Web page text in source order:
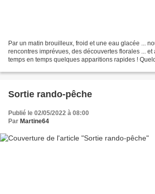
Par un matin brouilleux, froid et une eau glacée ...
rencontres imprévues, des découvertes florales ... et
temps en temps quelques apparitions rapides ! Quelques truites se
Sortie rando-pêche
Publié le 02/05/2022 à 08:00
Par Martine64